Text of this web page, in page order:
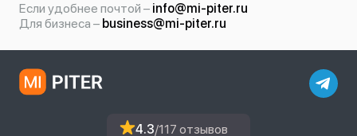
Если удобнее почтой – info@mi-piter.ru
Для бизнеса – business@mi-piter.ru
4.3/117 отзывов